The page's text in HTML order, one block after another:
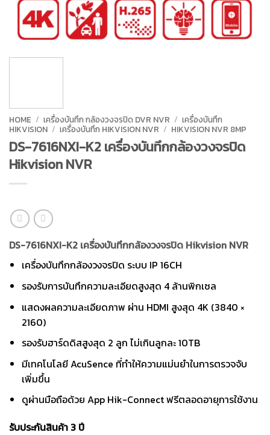
HOME / เครื่องบันทึก กล้องวงจรปิด DVR NVR / เครื่องบันทึก
HIKVISION / เครื่องบันทึก HIKVISION NVR / HIKVISION NVR 8MP
DS-7616NXI-K2 เครื่องบันทึกกล้องวงจรปิด
Hikvision NVR
DS-7616NXI-K2 เครื่องบันทึกกล้องวงจรปิด Hikvision NVR
เครื่องบันทึกกล้องวงจรปิด ระบบ IP 16CH
รองรับการบันทึกความละเอียดสูงสุด 4 ล้านพิกเซล
แสดงผลความละเอียดภาพ ผ่าน HDMI สูงสุด 4K (3840 ×
2160)
รองรับฮาร์ดดิสสูงสุด 2 ลูก ไม่เกินลูกละ 10TB
มีเทคโนโลยี AcuSence ที่ทำให้ความแม่นยำในการตรวจจับ
เพิ่มขึ้น
ดูผ่านมือถือด้วย App Hik-Connect ฟรีตลอดอายุการใช้งาน
รับประกันสินค้า 3 ปี